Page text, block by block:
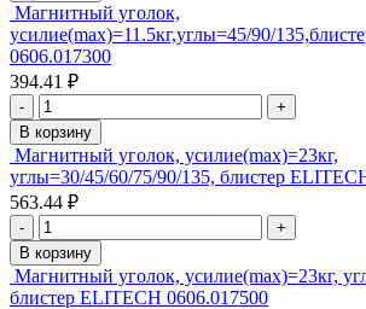
Магнитный уголок,
усилие(max)=11.5кг,углы=45/90/
0606.017300
394.41 ₽
-
+
В корзину
Магнитный уголок, усилие(max)=23кг,
углы=30/45/60/75/90/135, блистер
563.44 ₽
-
+
В корзину
Магнитный уголок, усилие(max)=23кг,
блистер ELITECH 0606.017500